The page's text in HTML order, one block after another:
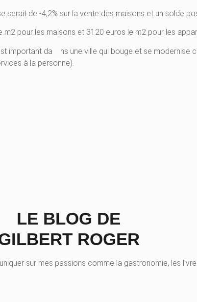
de -4,2% sur la vente des maisons et un solde
pour les maisons et 3120 euros le m2 pour les
important da ns une ville qui bouge et se modernise
à la personne).
LE BLOG DE
ROGER
sur mes passions comme la gastronomie, les